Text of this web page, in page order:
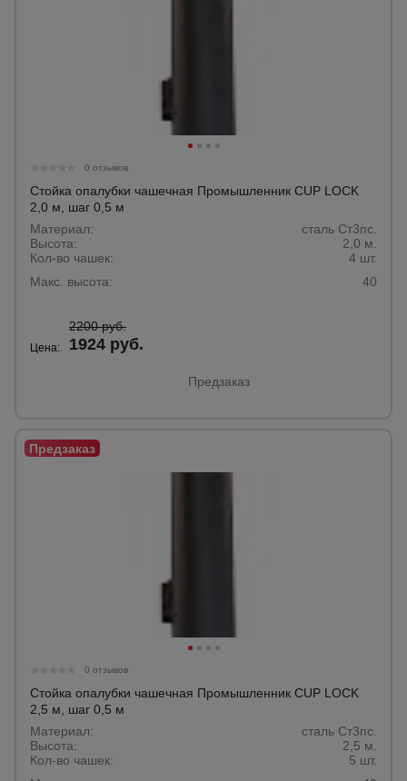
0 отзывов
Стойка опалубки чашечная Промышленник CUP LOCK
2,0 м, шаг 0,5 м
Материал:
сталь Ст3пс.
Высота:
2,0 м.
Кол-во чашек:
4 шт.
Макс. высота:
40
Цена:
2200 руб.
1924 руб.
Предзаказ
0 отзывов
Стойка опалубки чашечная Промышленник CUP LOCK
2,5 м, шаг 0,5 м
Материал:
сталь Ст3пс.
Высота:
2,5 м.
Кол-во чашек:
5 шт.